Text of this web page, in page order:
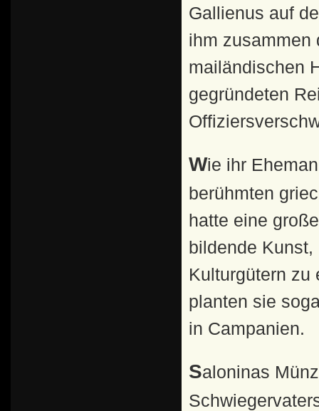
Gallienus auf
ihm zusammen
mailändischen
gegründeten
Wie ihr Ehemann, war sie eine Anhängerin Plotins, des
berühmten
hatte eine
bildende
Kulturgütern zu
planten sie
in Campanien.
Saloninas Münzen wurden während der Herrschaft ihres